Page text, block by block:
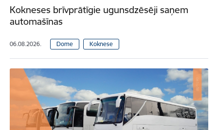
Kokneses brīvprātīgie ugunsdzēsēji saņem
automašīnas
06.08.2026. Dome Koknese